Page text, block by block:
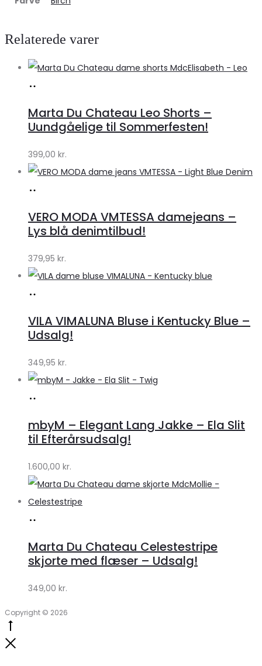
Relaterede varer
Klædeskabet.dk
Marta Du Chateau Leo Shorts –
Uundgåelige til Sommerfesten!
399,00 kr.
Klædeskabet.dk
VERO MODA VMTESSA damejeans –
Lys blå denimtilbud!
379,95 kr.
Klædeskabet.dk
VILA VIMALUNA Bluse i Kentucky Blue –
Udsalg!
349,95 kr.
Lykke
Lykke
mbyM – Elegant Lang Jakke – Ela Slit
til Efterårsudsalg!
1.600,00 kr.
Klædeskabet.dk
Marta Du Chateau Celestestripe
skjorte med flæser – Udsalg!
349,00 kr.
Copyright © 2026